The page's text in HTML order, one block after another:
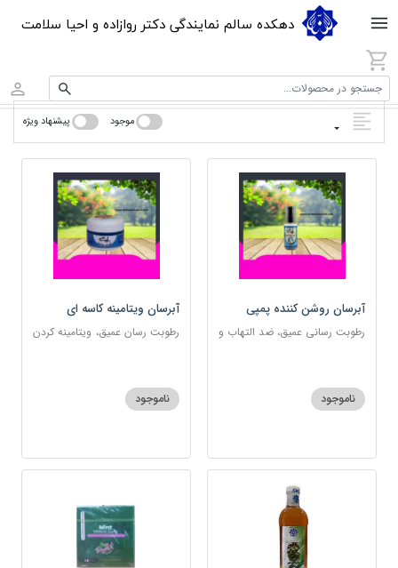
دهکده سالم نمایندگی دکتر روازاده و احیا سلامت
جستجو در محصولات...
موجود پیشنهاد ویژه
آبرسان روشن کننده پمپی
رطوبت رسانی عمیق، ضد التهاب و
ناموجود
آبرسان ویتامینه کاسه ای
رطوبت رسان عمیق، ویتامینه کردن
ناموجود